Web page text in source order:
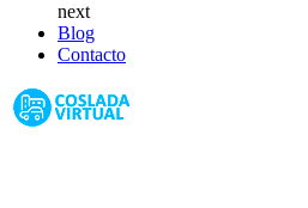
next
Blog
Contacto